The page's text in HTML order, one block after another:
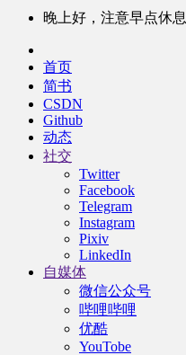
晚上好，注意早点休息
首页
简书
CSDN
Github
动态
社交
Twitter
Facebook
Telegram
Instagram
Pixiv
LinkedIn
自媒体
微信公众号
哔哩哔哩
优酷
YouTobe